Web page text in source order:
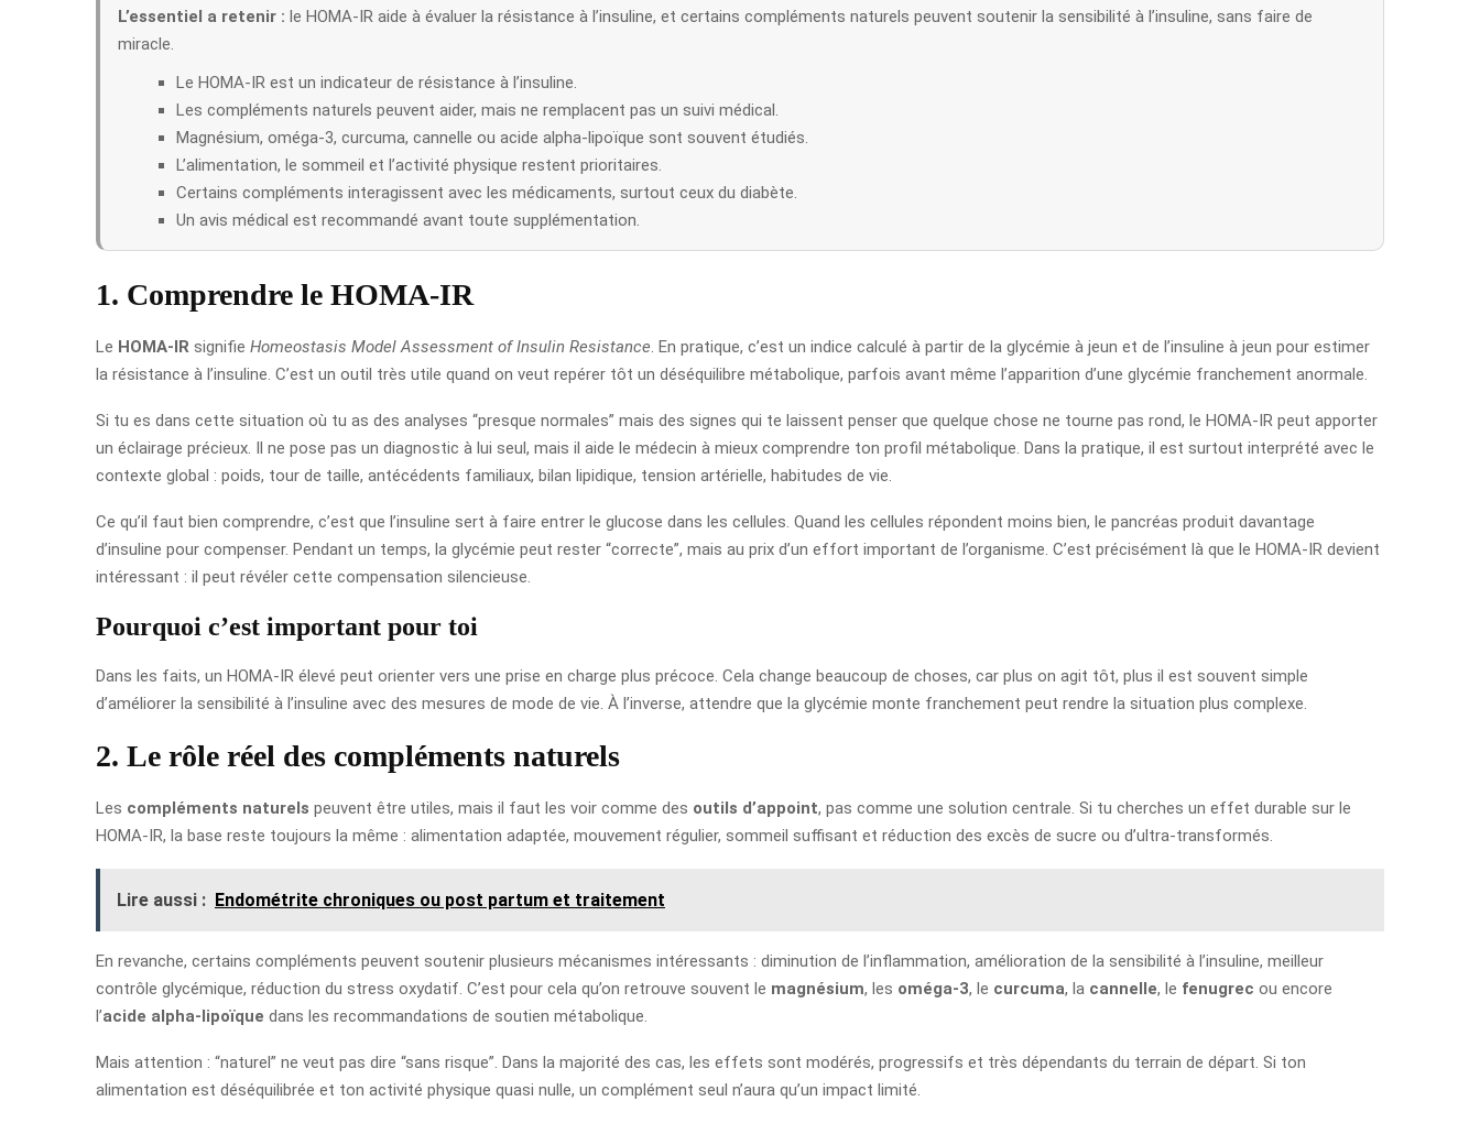
L’essentiel a retenir : le HOMA-IR aide à évaluer la résistance à l’insuline, et certains compléments naturels peuvent soutenir la sensibilité à l’insuline, sans faire de
miracle.
Le HOMA-IR est un indicateur de résistance à l’insuline.
Les compléments naturels peuvent aider, mais ne remplacent pas un suivi médical.
Magnésium, oméga-3, curcuma, cannelle ou acide alpha-lipoïque sont souvent étudiés.
L’alimentation, le sommeil et l’activité physique restent prioritaires.
Certains compléments interagissent avec les médicaments, surtout ceux du diabète.
Un avis médical est recommandé avant toute supplémentation.
1. Comprendre le HOMA-IR
Le HOMA-IR signifie Homeostasis Model Assessment of Insulin Resistance . En pratique, c’est un indice calculé à partir de la glycémie à jeun et de l’insuline à jeun pour estimer
la résistance à l’insuline. C’est un outil très utile quand on veut repérer tôt un déséquilibre métabolique, parfois avant même l’apparition d’une glycémie franchement anormale.
Si tu es dans cette situation où tu as des analyses “presque normales” mais des signes qui te laissent penser que quelque chose ne tourne pas rond, le HOMA-IR peut apporter
un éclairage précieux. Il ne pose pas un diagnostic à lui seul, mais il aide le médecin à mieux comprendre ton profil métabolique. Dans la pratique, il est surtout interprété avec le
contexte global : poids, tour de taille, antécédents familiaux, bilan lipidique, tension artérielle, habitudes de vie.
Ce qu’il faut bien comprendre, c’est que l’insuline sert à faire entrer le glucose dans les cellules. Quand les cellules répondent moins bien, le pancréas produit davantage
d’insuline pour compenser. Pendant un temps, la glycémie peut rester “correcte”, mais au prix d’un effort important de l’organisme. C’est précisément là que le HOMA-IR devient
intéressant : il peut révéler cette compensation silencieuse.
Pourquoi c’est important pour toi
Dans les faits, un HOMA-IR élevé peut orienter vers une prise en charge plus précoce. Cela change beaucoup de choses, car plus on agit tôt, plus il est souvent simple
d’améliorer la sensibilité à l’insuline avec des mesures de mode de vie. À l’inverse, attendre que la glycémie monte franchement peut rendre la situation plus complexe.
2. Le rôle réel des compléments naturels
Les compléments naturels peuvent être utiles, mais il faut les voir comme des outils d’appoint, pas comme une solution centrale. Si tu cherches un effet durable sur le
HOMA-IR, la base reste toujours la même : alimentation adaptée, mouvement régulier, sommeil suffisant et réduction des excès de sucre ou d’ultra-transformés.
Lire aussi : Endométrite chroniques ou post partum et traitement
En revanche, certains compléments peuvent soutenir plusieurs mécanismes intéressants : diminution de l’inflammation, amélioration de la sensibilité à l’insuline, meilleur
contrôle glycémique, réduction du stress oxydatif. C’est pour cela qu’on retrouve souvent le magnésium, les oméga-3, le curcuma, la cannelle, le fenugrec ou encore
l’acide alpha-lipoïque dans les recommandations de soutien métabolique.
Mais attention : “naturel” ne veut pas dire “sans risque”. Dans la majorité des cas, les effets sont modérés, progressifs et très dépendants du terrain de départ. Si ton
alimentation est déséquilibrée et ton activité physique quasi nulle, un complément seul n’aura qu’un impact limité.